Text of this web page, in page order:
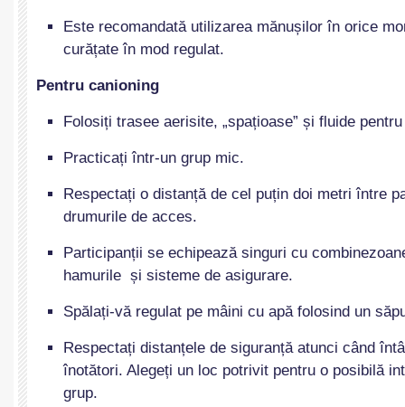
Este recomandată utilizarea mănușilor în orice
curățate în mod regulat.
Pentru canioning
Folosiți trasee aerisite, „spațioase” și fluide
Practicați într-un grup mic.
Respectați o distanță de cel puțin doi metri între
drumurile de acces.
Participanții se echipează singuri cu
hamurile și sisteme de asigurare.
Spălați-vă regulat pe mâini cu apă folosind un
Respectați distanțele de siguranță atunci când
înotători. Alegeți un loc potrivit pentru o posibilă
grup.